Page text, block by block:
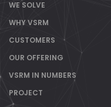
WE SOLVE
WHY VSRM
CUSTOMERS
OUR OFFERING
VSRM IN NUMBERS
PROJECT